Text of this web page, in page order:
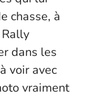
chasse, à
dans les
voir avec
vraiment